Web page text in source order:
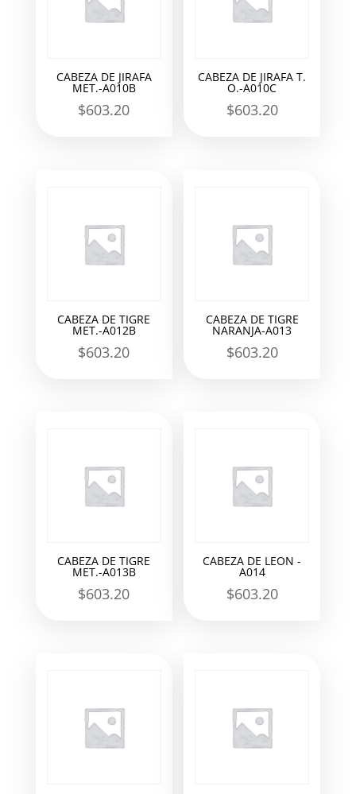
CABEZA DE JIRAFA
MET.-A010B
$603.20
CABEZA DE JIRAFA T.
O.-A010C
$603.20
CABEZA DE TIGRE
MET.-A012B
$603.20
CABEZA DE TIGRE
NARANJA-A013
$603.20
CABEZA DE TIGRE
MET.-A013B
$603.20
CABEZA DE LEON -
A014
$603.20